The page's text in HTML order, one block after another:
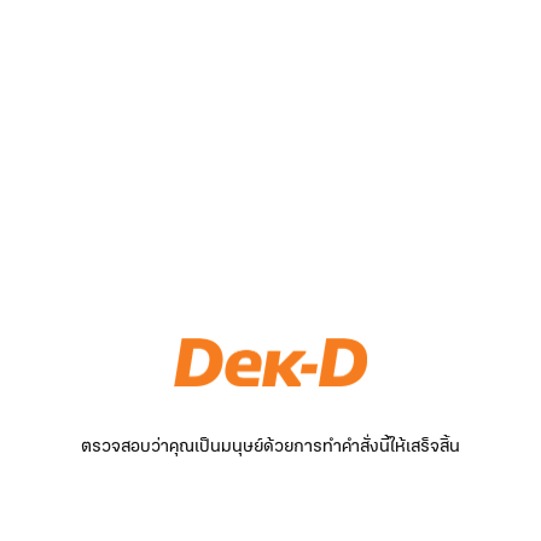
ตรวจสอบว่าคุณเป็นมนุษย์ด้วยการทำคำสั่งนี้ให้เสร็จสิ้น